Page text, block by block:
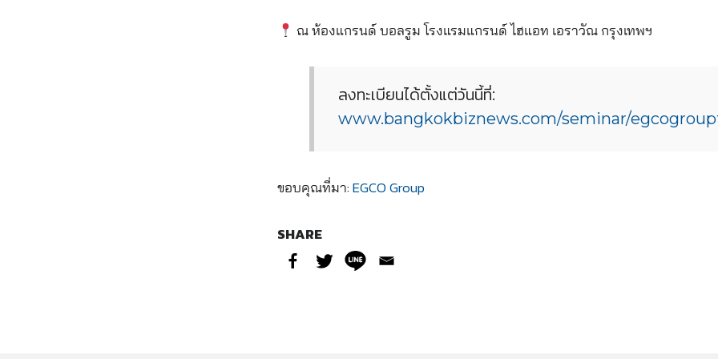
ณ ห้องแกรนด์ บอลรูม โรงแรมแกรนด์ ไฮแอท เอราวัณ กรุงเทพฯ
ลงทะเบียนได้ตั้งแต่วันนี้ที่:
www.bangkokbiznews.com/seminar/
ขอบคุณที่มา:EGCO Group
SHARE